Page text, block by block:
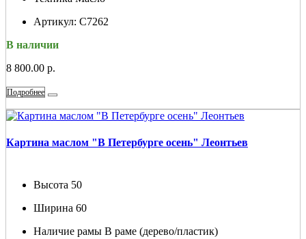
Артикул: С7262
В наличии
8 800.00 р.
Подробнее
Картина маслом "В Петербурге осень" Леонтьев
Высота 50
Ширина 60
Наличие рамы В раме (дерево/пластик)